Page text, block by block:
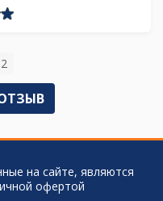
2
на сайте, являются
офертой